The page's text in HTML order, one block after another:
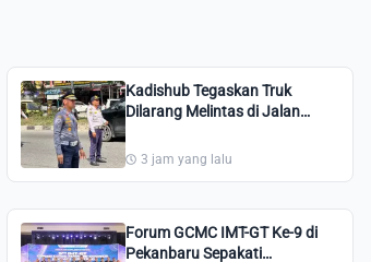
Kadishub Tegaskan Truk
Dilarang Melintas di Jalan
Perintahkan Putar Balik!
3 jam yang lalu
Forum GCMC IMT-GT Ke-9 di
Pekanbaru Sepakati